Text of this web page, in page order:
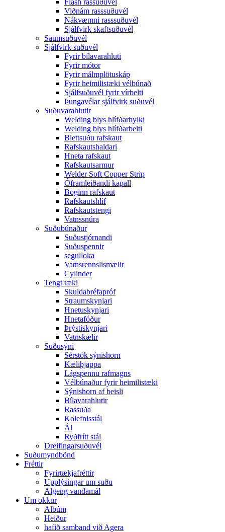
Flash rassuðuvél
Viðnám rasssuðuvél
Nákvæmni rasssuðuvél
Sjálfvirk skaftsuðuvél
Saumsuðuvél
Sjálfvirk suðuvél
Fyrir bílavarahluti
Fyrir mótor
Fyrir málmplötuskáp
Fyrir heimilistæki vélbúnað
Sjálfsuðuvél fyrir vírbelti
Þungavélar sjálfvirk suðuvél
Suðuvarahlutir
Welding blys hlífðarhylki
Welding blys hlífðarbelti
Blettsuðu rafskaut
Rafskautshaldari
Hneta rafskaut
Rafskautsarmur
Welder Soft Copper Strip
Óframleiðandi kapall
Boginn rafskaut
Rafskautshlíf
Rafskautstengi
Vatnssnúra
Suðubúnaður
Suðustjórnandi
Suðuspennir
segulloka
Vatnsrennslismælir
Cylinder
Tengt tæki
Skuldabréfapróf
Straumskynjari
Hnetuskynjari
Hnetafóður
Þrýstiskynjari
Vatnskælir
Suðusýni
Sérstök sýnishorn
Kæliþjappa
Lágspennu rafmagns
Vélbúnaður fyrir heimilistæki
Sýnishorn af beisli
Bílavarahlutir
Rassuða
Kolefnisstál
Ál
Ryðfrítt stál
Dreifingarsuðuvél
Suðumyndbönd
Fréttir
Fyrirtækjafréttir
Upplýsingar um suðu
Algeng vandamál
Um okkur
Albúm
Heiður
hafið samband við Agera